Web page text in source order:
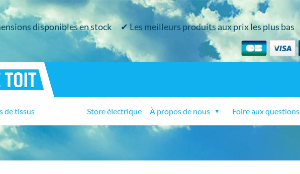
disponibles en stock ✔ Les meilleurs produits aux prix les plus bas
de tissus Store électrique À propos de nous ▼ Foire aux questions